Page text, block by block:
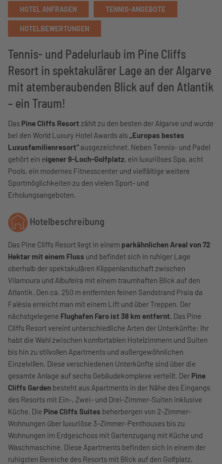
HOTEL ANFRAGEN TENNIS-ANGEBOTE
HOTELBEWERTUNGEN
Tennis- und Padelurlaub im Pine Cliffs
Resort in spektakulärer Lage an der Algarve
mit atemberaubenden Blick auf den Atlantik
– ein Traum!
Das Pine Cliffs Resort zählt zu den besten der Algarve und wurde
bei den World Luxury Hotel Awards als„Europas bestes
Luxusfamilienresort“ausgezeichnet. Neben Tennis- und Padel
gehört ein eigener 9-Loch-Golfplatz, ein luxuriöses Spa, acht
Pools, ein modernes Fitnesscenter und vielfältige weitere
Sportmöglichkeiten zu den vielen Sport- und
Erholungsangeboten.
Hotelbeschreibung
Das Pine Cliffs Resort liegt in einem parkähnlichen Areal von 72
Hektar mit einem Fluss und befindet sich in ruhiger Lage
oberhalb der spektakulären Klippenlandschaft zwischen
Vilamoura und Albufeira mit einem traumhaften Blick auf den
Atlantik. Den ca. 250 m entfernten feinen Sandstrand Praia da
Falésia erreicht man mit einem Lift und über Treppen. Der
nächstgelegene Flughafen Faro ist 38 km entfernt. Das Pine
Cliffs Resort vereint unterschiedliche Arten der Unterkünfte: Ihr
habt die Wahl zwischen komfortablen Hotelzimmern und Suiten
bis hin zu stilvollen Apartments und außergewöhnlichen
Einzelvillen. Diese verschiedenen Unterkünfte sind über die
gesamte Anlage auf sechs Gebäudekomplexe verteilt. Der Pine
Cliffs Garden besteht aus Apartments in der Nähe des Eingangs
des Resorts mit Ein-, Zwei- und Drei-Zimmer-Suiten inklusive
Küche. Die Pine Cliffs Suites beherbergen von 2-Zimmer-
Wohnungen über luxuriöse 3-Zimmer-Penthouses bis zu
Wohnungen im Erdgeschoss mit Gartenzugang mit Küche und
Waschmaschine. Diese Apartments befinden sich in einem der
ruhigsten Bereiche des Resorts mit Blick auf den Golfplatz,